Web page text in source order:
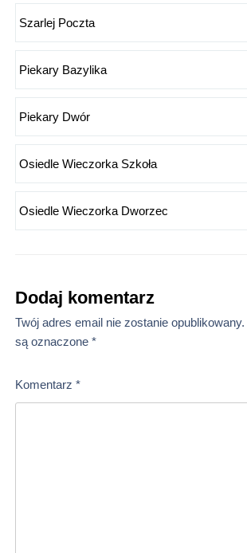
Szarlej Poczta
Piekary Bazylika
Piekary Dwór
Osiedle Wieczorka Szkoła
Osiedle Wieczorka Dworzec
Dodaj komentarz
Twój adres email nie zostanie opublikowany.
są oznaczone *
Komentarz *